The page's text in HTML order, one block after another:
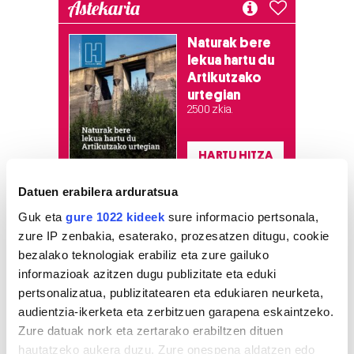
Datuen erabilera arduratsua
Guk eta gure 1022 kideek sure informacio pertsonala,
zure IP zenbakia, esaterako, prozesatzen ditugu, cookie
bezalako teknologiak erabiliz eta zure gailuko
informazioak azitzen dugu publizitate eta eduki
pertsonalizatua, publizitatearen eta edukiaren neurketa,
audientzia-ikerketa eta zerbitzuen garapena eskaintzeko.
Zure datuak nork eta zertarako erabiltzen dituen
hautatzeko aukera duzu. Zure onespena aldatzen edo
Astekaria
Naturak bere
lekua hartu du
Artikutzako
urtegian
2.500 zkia.
HARTU HITZA
Azken egunetako irakurrienak
1
«Jaia ikasturteari amaiera
emateko eta Aste
Nagusiari hasiera emateko
modu polita da»